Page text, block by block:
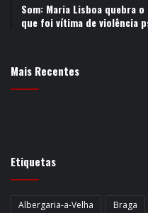
Som: Maria Lisboa quebra
que foi vítima de violência
Mais Recentes
Etiquetas
Albergaria-a-Velha Braga